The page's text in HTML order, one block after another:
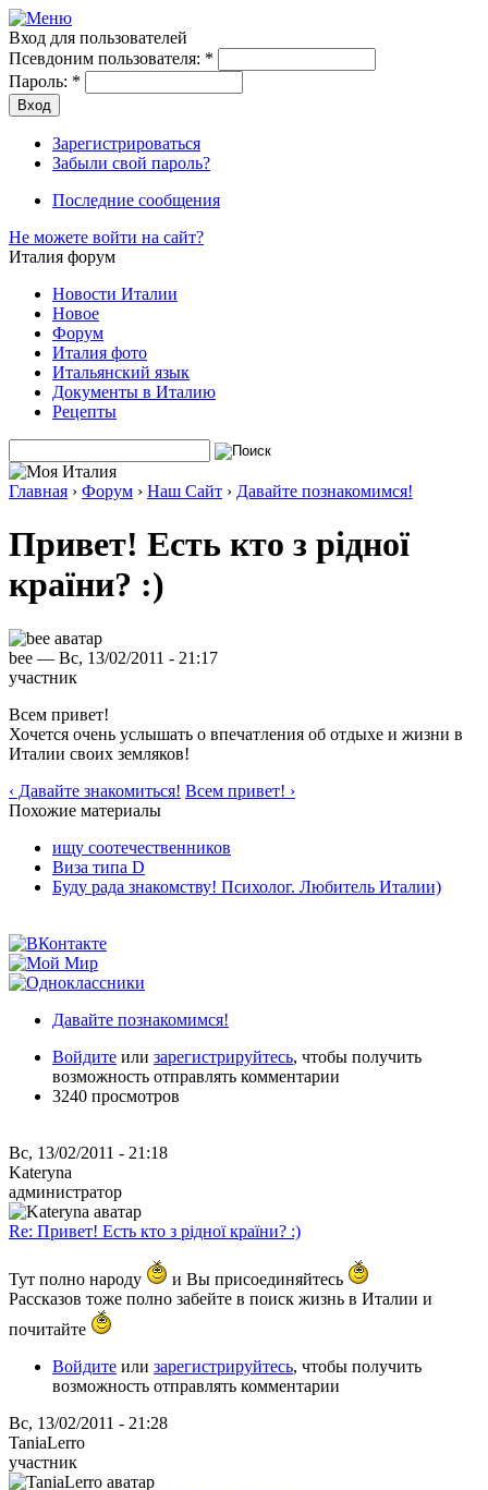
Вход для пользователей
Псевдоним пользователя: *
Пароль: *
Зарегистрироваться
Забыли свой пароль?
Последние сообщения
Не можете войти на сайт?
Италия форум
Новости Италии
Новое
Форум
Италия фото
Итальянский язык
Документы в Италию
Рецепты
Главная › Форум › Наш Сайт › Давайте познакомимся!
Привет! Есть кто з рідної
країни? :)
bee — Вс, 13/02/2011 - 21:17
участник
Всем привет!
Хочется очень услышать о впечатления об отдыхе и жизни в
Италии своих земляков!
‹ Давайте знакомиться! Всем привет! ›
Похожие материалы
ищу соотечественников
Виза типа D
Буду рада знакомству! Психолог. Любитель Италии)
Давайте познакомимся!
Войдите или зарегистрируйтесь, чтобы получить
возможность отправлять комментарии
3240 просмотров
Вс, 13/02/2011 - 21:18
Kateryna
администратор
Re: Привет! Есть кто з рідної країни? :)
Тут полно народу
и Вы присоединяйтесь
Рассказов тоже полно забейте в поиск жизнь в Италии и
почитайте
Войдите или зарегистрируйтесь, чтобы получить
возможность отправлять комментарии
Вс, 13/02/2011 - 21:28
TaniaLerro
участник